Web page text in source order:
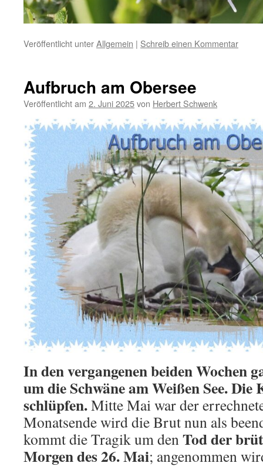
Veröffentlicht unterAllgemein | Schreib einen Kommentar
Aufbruch am Obersee
Veröffentlicht am 2. Juni 2025von Herbert Schwenk
In den vergangenen beiden Wochen
um die Schwäne am Weißen See.
schlüpfen.Mitte Mai war der
Monatsende wird die Brut nun als
kommt die Tragik um denTod der
Morgen des 26. Mai; angenommen